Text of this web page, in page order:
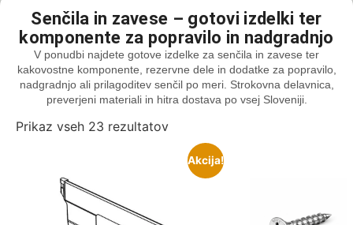
Senčila in zavese – gotovi izdelki ter
komponente za popravilo in nadgradnjo
V ponudbi najdete gotove izdelke za senčila in zavese ter
kakovostne komponente, rezervne dele in dodatke za popravilo,
nadgradnjo ali prilagoditev senčil po meri. Strokovna delavnica,
preverjeni materiali in hitra dostava po vsej Sloveniji.
Prikaz vseh 23 rezultatov
Akcija!